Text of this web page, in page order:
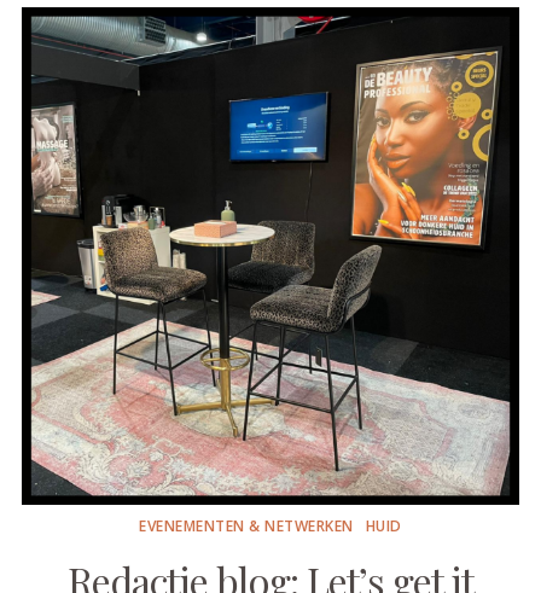
EVENEMENTEN & NETWERKEN HUID
Redactie blog: Let’s get it